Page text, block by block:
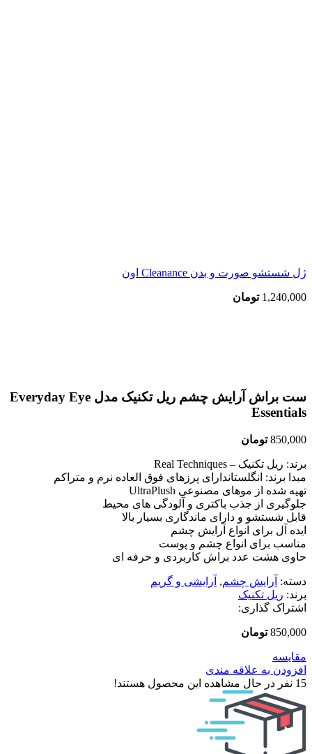
ژل شستشو صورت و بدن Cleanance اون
1,240,000 تومان
ست براش آرایش چشم ریل تکنیک مدل Everyday Eye
Essentials
850,000 تومان
برند: ریل تکنیک – Real Techniques
مبدا برند: انگلستاندارای پرزهای فوق العاده نرم و متراکم
تهیه شده از موهای مصنوعی UltraPlush
جلوگیری از جذب باکتری و آلودگی های محیط
قابل شستشو و دارای ماندگاری بسیار بالا
ایده آل برای انواع آرایش چشم
مناسب برای انواع چشم و پوست
حاوی هشت عدد براش کاربردی و حرفه ای
دسته: آرایش چشم, آرایشی و گریم
برند: ریل تکنیک
اشتراک گذاری:
850,000 تومان
مقایسه
افزودن به علاقه مندی
15 نفر در حال مشاهده این محصول هستند!